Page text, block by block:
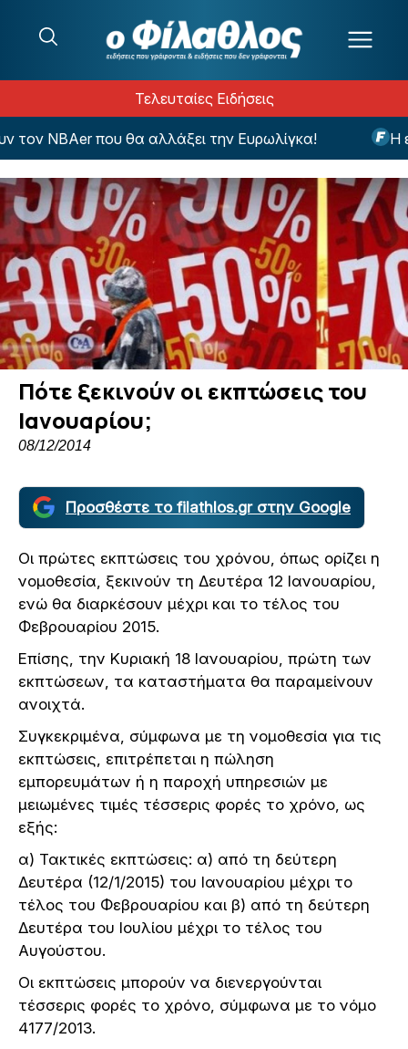
Τελευταίες Ειδήσεις
NBAer που θα αλλάξει την Ευρωλίγκα! Η
Πότε ξεκινούν οι εκπτώσεις του
Ιανουαρίου;
08/12/2014
Προσθέστε το filathlos.gr στην Google
Οι πρώτες εκπτώσεις του χρόνου, όπως ορίζει η
νομοθεσία, ξεκινούν τη Δευτέρα 12 Ιανουαρίου,
ενώ θα διαρκέσουν μέχρι και το τέλος του
Φεβρουαρίου 2015.
Επίσης, την Κυριακή 18 Ιανουαρίου, πρώτη των
εκπτώσεων, τα καταστήματα θα παραμείνουν
ανοιχτά.
Συγκεκριμένα, σύμφωνα με τη νομοθεσία για τις
εκπτώσεις, επιτρέπεται η πώληση
εμπορευμάτων ή η παροχή υπηρεσιών με
μειωμένες τιμές τέσσερις φορές το χρόνο, ως
εξής:
α) Τακτικές εκπτώσεις: α) από τη δεύτερη
Δευτέρα (12/1/2015) του Ιανουαρίου μέχρι το
τέλος του Φεβρουαρίου και β) από τη δεύτερη
Δευτέρα του Ιουλίου μέχρι το τέλος του
Αυγούστου.
Οι εκπτώσεις μπορούν να διενεργούνται
τέσσερις φορές το χρόνο, σύμφωνα με το νόμο
4177/2013.